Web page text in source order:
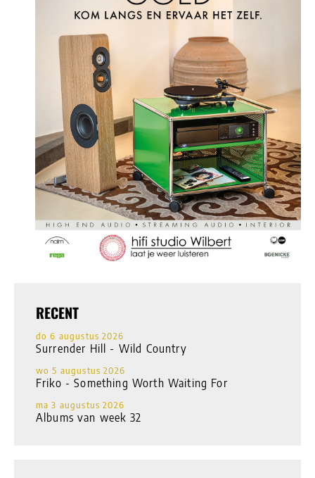
RECENT
do 6 augustus 2026
Surrender Hill - Wild Country
wo 5 augustus 2026
Friko - Something Worth Waiting For
ma 3 augustus 2026
Albums van week 32